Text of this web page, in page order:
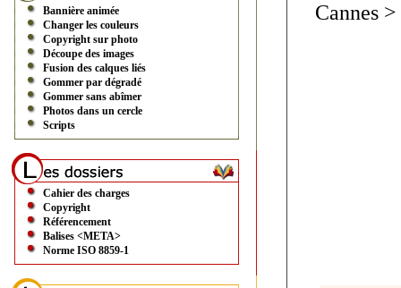
Bannière animée
Changer les couleurs
Copyright sur photo
Découpe des images
Fusion des calques liés
Gommer par dégradé
Gommer sans abîmer
Photos dans un cercle
Scripts
Cahier des charges
Copyright
Référencement
Balises <META>
Norme ISO 8859-1
Cannes